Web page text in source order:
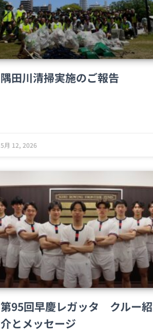
隅田川清掃実施のご報告
5月 12, 2026
第95回早慶レガッタ クルー紹
介とメッセージ